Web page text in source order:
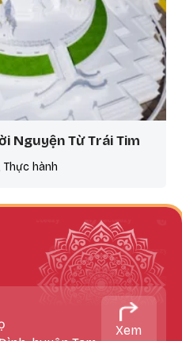
Nguyện Từ Trái Tim
hành
Xem